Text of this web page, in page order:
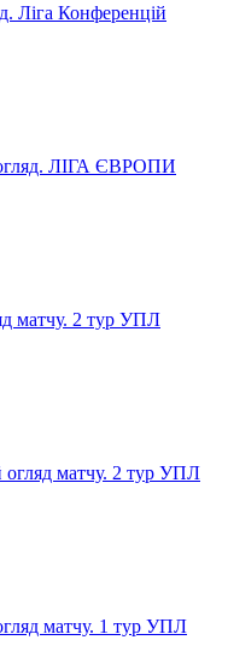
Конференцій
ЛІГА ЄВРОПИ
матчу. 2 тур УПЛ
матчу. 2 тур УПЛ
матчу. 1 тур УПЛ